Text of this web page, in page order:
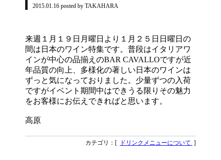
2015.01.16 posted by TAKAHARA
来週１月１９日月曜日より１月２５日日曜日の
間は日本のワイン特集です。普段はイタリアワ
インが中心の品揃えのBAR CAVALLOですが近
年品質の向上、多様化の著しい日本のワインは
ずっと気になっておりました。少量ずつの入荷
ですがイベント期間中はできうる限りその魅力
をお客様にお伝えできればと思います。
高原
カテゴリ：[ ドリンクメニューについて ]